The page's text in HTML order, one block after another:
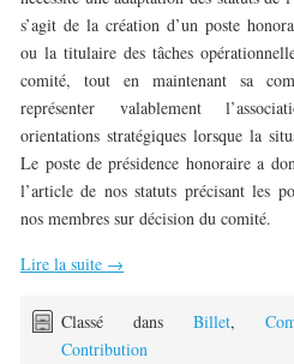
s’agit de la création d’un poste
ou la titulaire des tâches
comité, tout en maintenant sa
représenter valablement
orientations stratégiques lorsque la
Le poste de présidence honoraire a
l’article de nos statuts précisant les
nos membres sur décision du comité.
Lire la suite →
Classé dansBillet,
Contribution